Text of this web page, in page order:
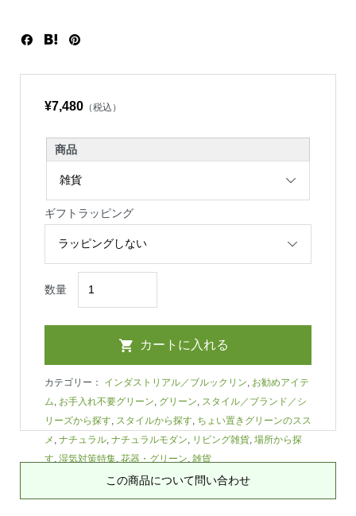
¥7,480（税込）
商品
ギフトラッピング
数量
カテゴリー： インダストリアル／ブルックリン お勧めアイテ
ム お手入れ不要グリーン グリーン
スタイル／ブランド／シ
リーズから探す, スタイルから探す, ちょい置きグリーンのスス
メ ナチュラル, ナチュラルモダン リビング雑貨, 場所から探
す, 湿気対策特集, 花器・グリーン 雑貨
この商品について問い合わせ